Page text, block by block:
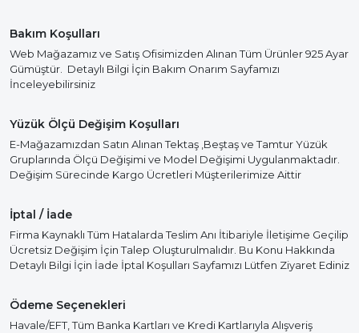
Bakım Koşulları
Web Mağazamız ve Satış Ofisimizden Alınan Tüm Ürünler 925 Ayar
Gümüştür. Detaylı Bilgi İçin Bakım Onarım Sayfamızı
İnceleyebilirsiniz
Yüzük Ölçü Değişim Koşulları
E-Mağazamızdan Satın Alınan Tektaş ,Beştaş ve Tamtur Yüzük
Gruplarında Ölçü Değişimi ve Model Değişimi Uygulanmaktadır.
Değişim Sürecinde Kargo Ücretleri Müşterilerimize Aittir
İptal / İade
Firma Kaynaklı Tüm Hatalarda Teslim Anı İtibariyle İletişime Geçilip
Ücretsiz Değişim İçin Talep Oluşturulmalıdır. Bu Konu Hakkında
Detaylı Bilgi İçin İade İptal Koşulları Sayfamızı Lütfen Ziyaret Ediniz
Ödeme Seçenekleri
Havale/EFT, Tüm Banka Kartları ve Kredi Kartlarıyla Alışveriş